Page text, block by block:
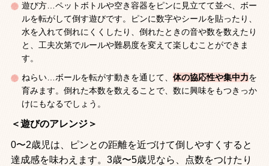
遊び方…ペットボトルや空き容器をピンに見立てて並べ、ボー
ルを転がして倒す遊びです。ピンに数字やシールを貼ったり、
水を入れて倒れにくくしたり、倒れたときの音や数を数えたり
と、工夫次第でルールや難易度を変えて楽しむことができま
す。
ねらい…ボールを転がす動きを通じて、 体の協応性や集中力を
育みます。倒れた本数を数えることで、数に興味をもつきっか
けにもなるでしょう。
＜遊びのアレンジ＞
0〜2歳児は、ピンとの距離を近づけて倒しやすくすると
達成感を味わえます。3歳〜5歳児なら、点数をつけたり